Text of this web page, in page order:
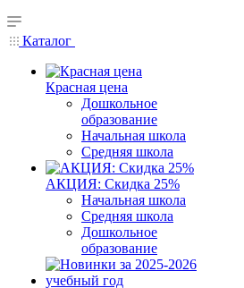
Каталог
Красная цена
Дошкольное
образование
Начальная школа
Средняя школа
АКЦИЯ: Скидка 25%
Начальная школа
Средняя школа
Дошкольное
образование